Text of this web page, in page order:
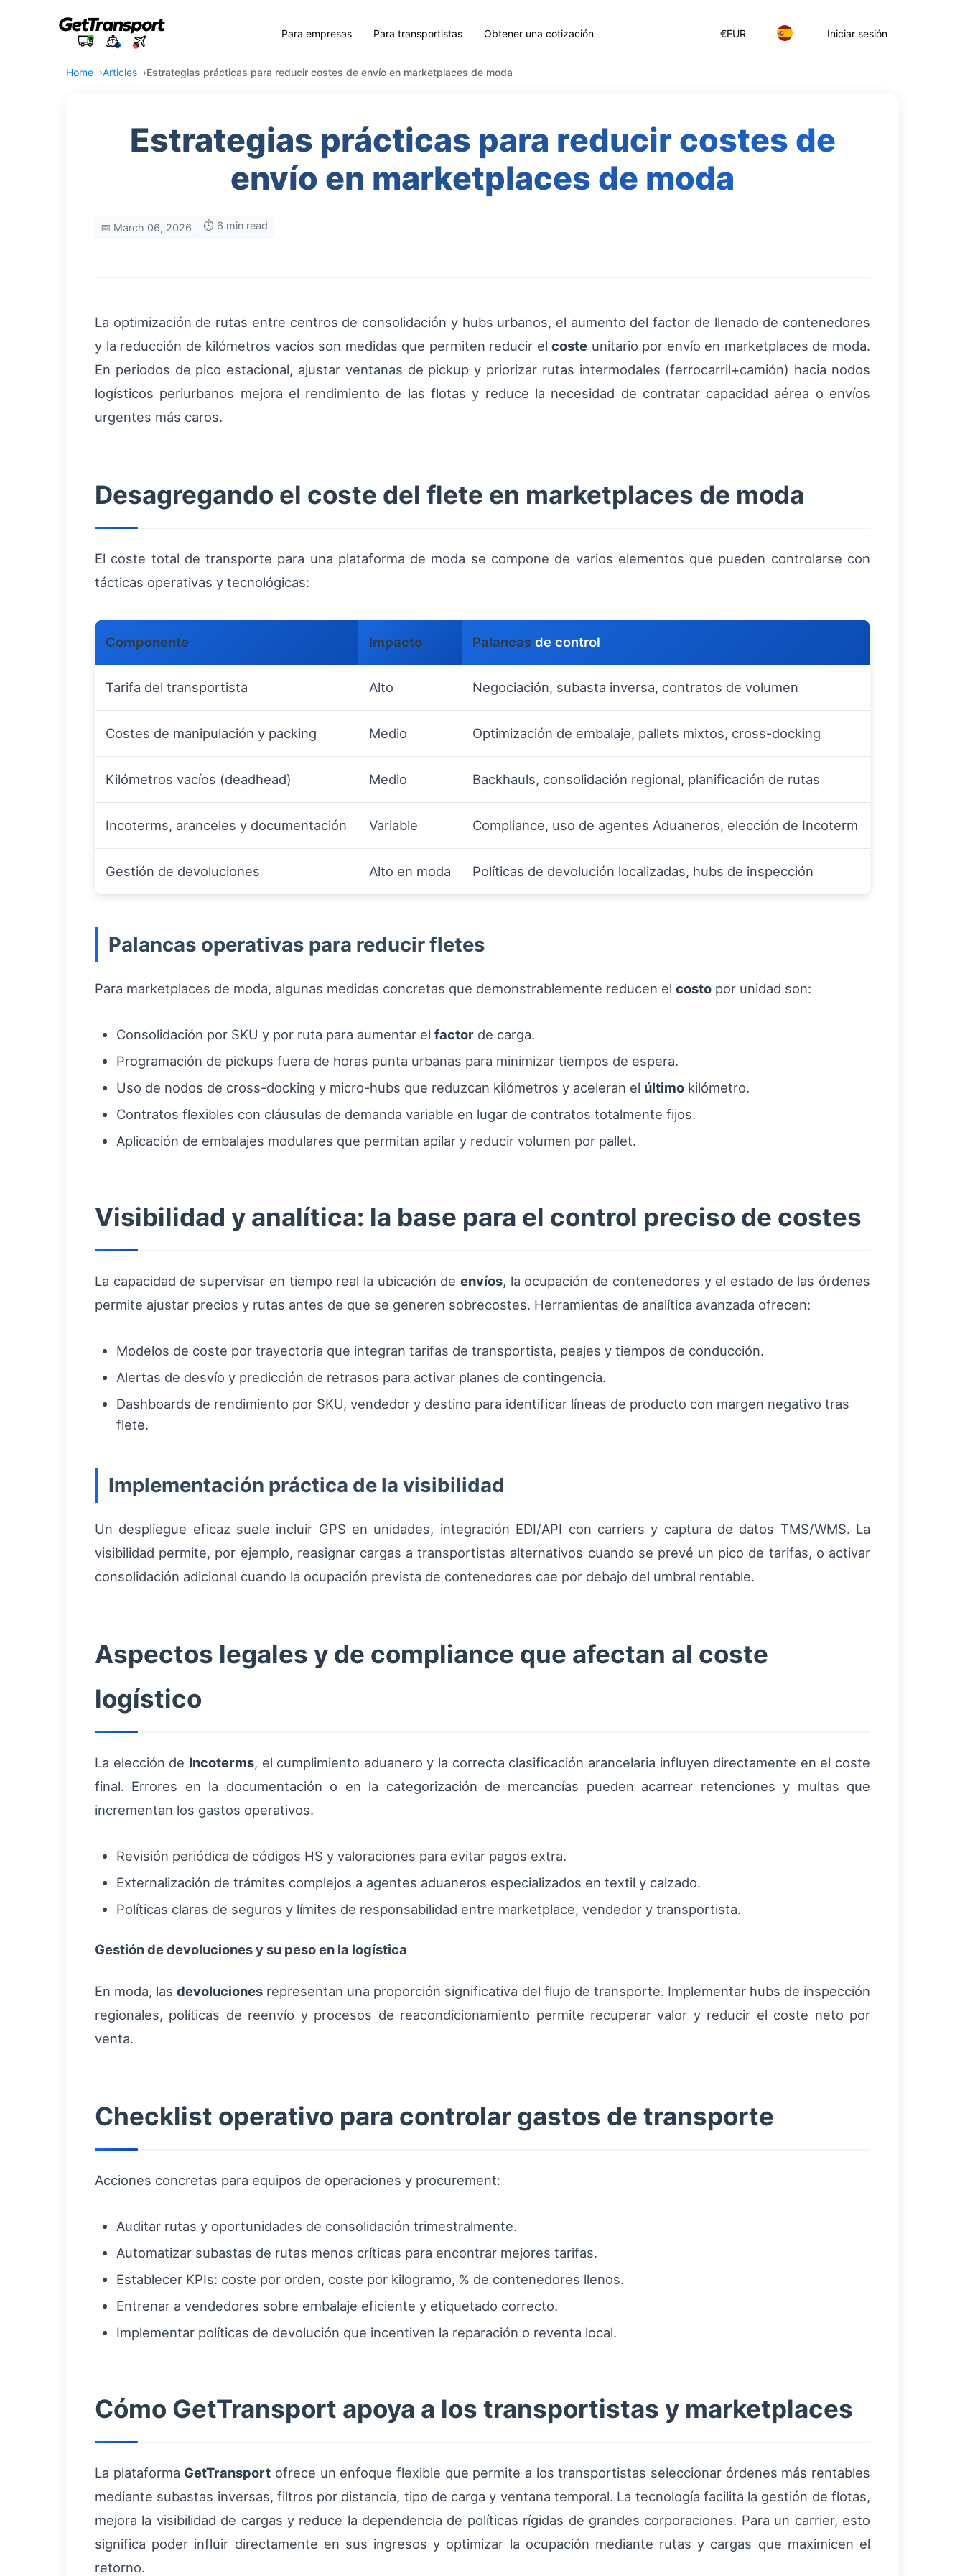
€EUR Iniciar sesión
Para empresas Para transportistas Obtener una cotización
Home Articles Estrategias prácticas para reducir costes de envío en marketplaces de moda
Estrategias prácticas para reducir costes de
envío en marketplaces de moda
📅 March 06, 2026 ⏱️ 6 min read
La optimización de rutas entre centros de consolidación y hubs urbanos, el aumento del factor de llenado de contenedores
y la reducción de kilómetros vacíos son medidas que permiten reducir elcoste unitario por envío en marketplaces de moda.
En periodos de pico estacional, ajustar ventanas de pickup y priorizar rutas intermodales (ferrocarril+camión) hacia nodos
logísticos periurbanos mejora el rendimiento de las flotas y reduce la necesidad de contratar capacidad aérea o envíos
urgentes más caros.
Desagregando el coste del flete en marketplaces de moda
El coste total de transporte para una plataforma de moda se compone de varios elementos que pueden controlarse con
tácticas operativas y tecnológicas:
Componente Impacto Palancas de control
Tarifa del transportista Alto Negociación, subasta inversa, contratos de volumen
Costes de manipulación y packing Medio Optimización de embalaje, pallets mixtos, cross-docking
Kilómetros vacíos (deadhead) Medio Backhauls, consolidación regional, planificación de rutas
Incoterms, aranceles y documentación Variable Compliance, uso de agentes Aduaneros, elección de Incoterm
Gestión de devoluciones Alto en moda Políticas de devolución localizadas, hubs de inspección
Palancas operativas para reducir fletes
Para marketplaces de moda, algunas medidas concretas que demonstrablemente reducen el costo por unidad son:
Consolidación por SKU y por ruta para aumentar el factor de carga.
Programación de pickups fuera de horas punta urbanas para minimizar tiempos de espera.
Uso de nodos de cross-docking y micro-hubs que reduzcan kilómetros y aceleran el último kilómetro.
Contratos flexibles con cláusulas de demanda variable en lugar de contratos totalmente fijos.
Aplicación de embalajes modulares que permitan apilar y reducir volumen por pallet.
Visibilidad y analítica: la base para el control preciso de costes
La capacidad de supervisar en tiempo real la ubicación de envíos, la ocupación de contenedores y el estado de las órdenes
permite ajustar precios y rutas antes de que se generen sobrecostes. Herramientas de analítica avanzada ofrecen:
Modelos de coste por trayectoria que integran tarifas de transportista, peajes y tiempos de conducción.
Alertas de desvío y predicción de retrasos para activar planes de contingencia.
Dashboards de rendimiento por SKU, vendedor y destino para identificar líneas de producto con margen negativo tras
flete.
Implementación práctica de la visibilidad
Un despliegue eficaz suele incluir GPS en unidades, integración EDI/API con carriers y captura de datos TMS/WMS. La
visibilidad permite, por ejemplo, reasignar cargas a transportistas alternativos cuando se prevé un pico de tarifas, o activar
consolidación adicional cuando la ocupación prevista de contenedores cae por debajo del umbral rentable.
Aspectos legales y de compliance que afectan al coste
logístico
La elección de Incoterms, el cumplimiento aduanero y la correcta clasificación arancelaria influyen directamente en el coste
final. Errores en la documentación o en la categorización de mercancías pueden acarrear retenciones y multas que
incrementan los gastos operativos.
Revisión periódica de códigos HS y valoraciones para evitar pagos extra.
Externalización de trámites complejos a agentes aduaneros especializados en textil y calzado.
Políticas claras de seguros y límites de responsabilidad entre marketplace, vendedor y transportista.
Gestión de devoluciones y su peso en la logística
En moda, lasdevoluciones representan una proporción significativa del flujo de transporte. Implementar hubs de inspección
regionales, políticas de reenvío y procesos de reacondicionamiento permite recuperar valor y reducir el coste neto por
venta.
Checklist operativo para controlar gastos de transporte
Acciones concretas para equipos de operaciones y procurement:
Auditar rutas y oportunidades de consolidación trimestralmente.
Automatizar subastas de rutas menos críticas para encontrar mejores tarifas.
Establecer KPIs: coste por orden, coste por kilogramo, % de contenedores llenos.
Entrenar a vendedores sobre embalaje eficiente y etiquetado correcto.
Implementar políticas de devolución que incentiven la reparación o reventa local.
Cómo GetTransport apoya a los transportistas y marketplaces
La plataforma GetTransport ofrece un enfoque flexible que permite a los transportistas seleccionar órdenes más rentables
mediante subastas inversas, filtros por distancia, tipo de carga y ventana temporal. La tecnología facilita la gestión de flotas,
mejora la visibilidad de cargas y reduce la dependencia de políticas rígidas de grandes corporaciones. Para un carrier, esto
significa poder influir directamente en sus ingresos y optimizar la ocupación mediante rutas y cargas que maximicen el
retorno.